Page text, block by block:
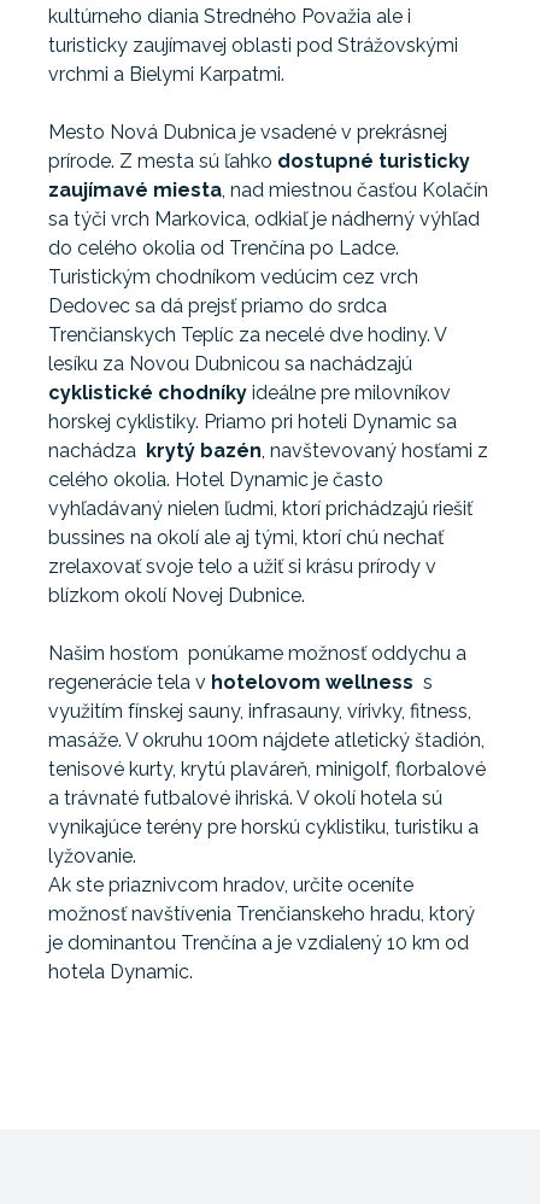
kultúrneho diania Stredného Považia ale i
turisticky zaujímavej oblasti pod Strážovskými
vrchmi a Bielymi Karpatmi.
Mesto Nová Dubnica je vsadené v prekrásnej
prírode. Z mesta sú ľahko dostupné turisticky
zaujímavé miesta, nad miestnou časťou Kolačín
sa týči vrch Markovica, odkiaľ je nádherný výhľad
do celého okolia od Trenčína po Ladce.
Turistickým chodníkom vedúcim cez vrch
Dedovec sa dá prejsť priamo do srdca
Trenčianskych Teplíc za necelé dve hodiny. V
lesíku za Novou Dubnicou sa nachádzajú
cyklistické chodníky ideálne pre milovníkov
horskej cyklistiky. Priamo pri hoteli Dynamic sa
nachádza krytý bazén, navštevovaný hosťami z
celého okolia. Hotel Dynamic je často
vyhľadávaný nielen ľudmi, ktorí prichádzajú riešiť
bussines na okolí ale aj tými, ktorí chú nechať
zrelaxovať svoje telo a užiť si krásu prírody v
blízkom okolí Novej Dubnice.
Našim hosťom ponúkame možnosť oddychu a
regenerácie tela v hotelovom wellness s
využitím fínskej sauny, infrasauny, vírivky, fitness,
masáže. V okruhu 100m nájdete atletický štadión,
tenisové kurty, krytú plaváreň, minigolf, florbalové
a trávnaté futbalové ihriská. V okolí hotela sú
vynikajúce terény pre horskú cyklistiku, turistiku a
lyžovanie.
Ak ste priaznivcom hradov, určite oceníte
možnosť navštívenia Trenčianskeho hradu, ktorý
je dominantou Trenčína a je vzdialený 10 km od
hotela Dynamic.